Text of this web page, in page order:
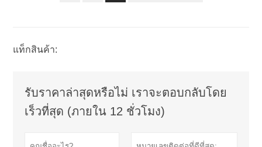
แท็กสินค้า:
รับราคาล่าสุดหรือไม่ เราจะตอบกลับโดย
เร็วที่สุด (ภายใน 12 ชั่วโมง)